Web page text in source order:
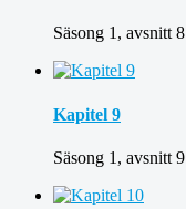
Säsong 1, avsnitt 8
Kapitel 9
Säsong 1, avsnitt 9